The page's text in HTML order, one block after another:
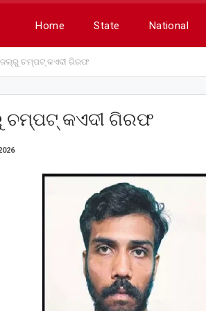
Home State National
ଚମ୍ପଟ୍‌ କଏଦୀ ଗିରଫ
ଚମ୍ପଟ୍‌ କଏଦୀ ଗିରଫ